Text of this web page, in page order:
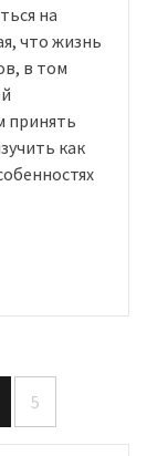
на
что жизнь
в том
принять
как
5